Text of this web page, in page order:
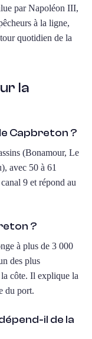
par Napoléon III,
à la ligne,
quotidien de la
la
Capbreton ?
(Bonamour, Le
avec 50 à 61
9 et répond au
?
à plus de 3 000
des plus
côte. Il explique la
du port.
il de la